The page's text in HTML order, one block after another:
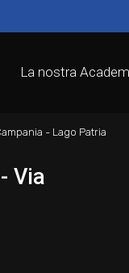
La nostra
- Lago Patria
Via